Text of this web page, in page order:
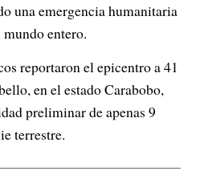
una emergencia humanitaria
entero.
reportaron el epicentro a 41
en el estado Carabobo,
preliminar de apenas 9
terrestre.